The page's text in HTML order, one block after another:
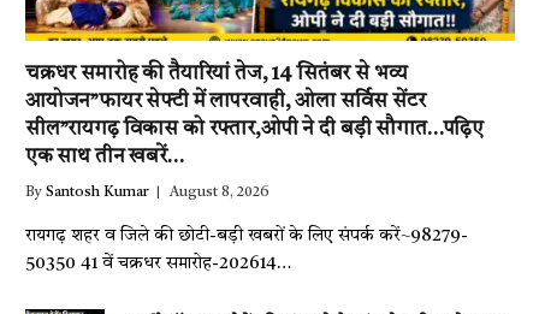
चक्रधर समारोह की तैयारियां तेज, 14 सितंबर से भव्य
आयोजन”फायर सेफ्टी में लापरवाही, ओला सर्विस सेंटर
सील”रायगढ़ विकास को रफ्तार,ओपी ने दी बड़ी सौगात…पढ़िए
एक साथ तीन खबरें…
By Santosh Kumar August 8, 2026
रायगढ़ शहर व जिले की छोटी-बड़ी खबरों के लिए संपर्क करें~98279-
50350 41 वें चक्रधर समारोह-202614…